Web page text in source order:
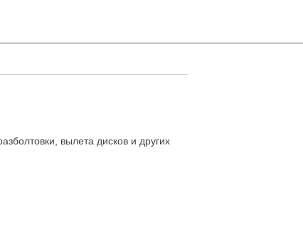
вылета дисков и других